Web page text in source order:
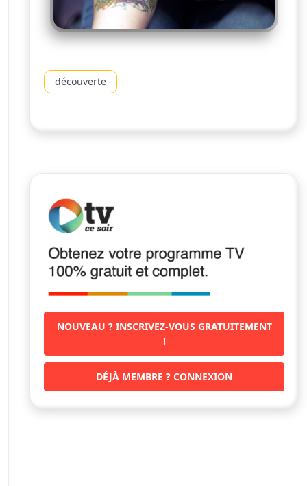
découverte
NOUVEAU ? INSCRIVEZ-VOUS GRATUITEMENT
!
DÉJÀ MEMBRE ? CONNEXION